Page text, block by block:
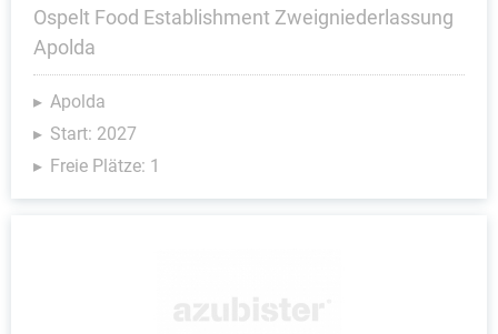
Ospelt Food Establishment Zweigniederlassung
Apolda
Apolda
Start: 2027
Freie Plätze: 1